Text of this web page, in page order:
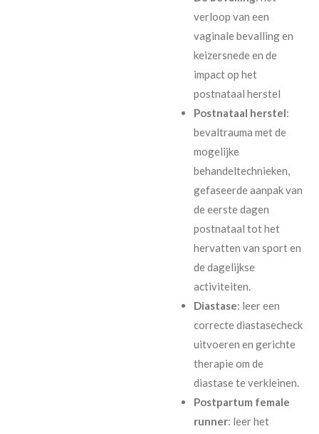
verloop van een
vaginale bevalling en
keizersnede en de
impact op het
postnataal herstel
Postnataal herstel:
bevaltrauma met de
mogelijke
behandeltechnieken,
gefaseerde aanpak van
de eerste dagen
postnataal tot het
hervatten van sport en
de dagelijkse
activiteiten.
Diastase: leer een
correcte diastasecheck
uitvoeren en gerichte
therapie om de
diastase te verkleinen.
Postpartum female
runner: leer het